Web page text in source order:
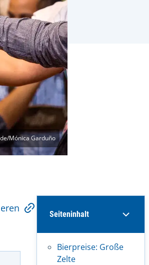
Mónica Garduño
Seiteninhalt
Bierpreise: Große
Zelte